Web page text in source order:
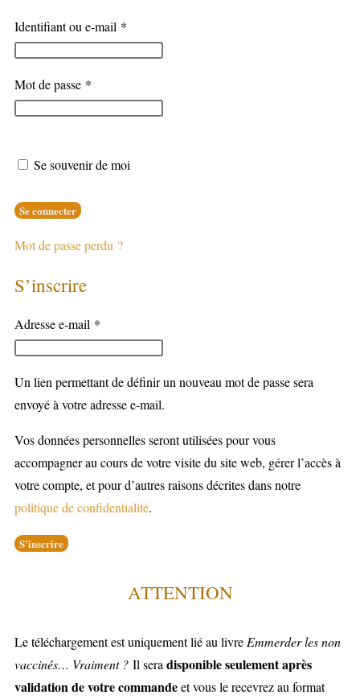
Identifiant ou e-mail *
Mot de passe *
Se souvenir de moi
Se connecter
Mot de passe perdu ?
S’inscrire
Adresse e-mail *
Un lien permettant de définir un nouveau mot de passe sera
envoyé à votre adresse e-mail.
Vos données personnelles seront utilisées pour vous
accompagner au cours de votre visite du site web, gérer l’accès à
votre compte, et pour d’autres raisons décrites dans notre
politique de confidentialité.
S’inscrire
ATTENTION
Le téléchargement est uniquement lié au livre Emmerder les non
vaccinés… Vraiment ? Il sera disponible seulement après
validation de votre commandeet vous le recevrez au format